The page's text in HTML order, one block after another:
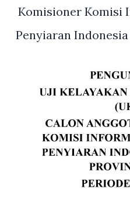
Komisioner Komisi
Penyiaran